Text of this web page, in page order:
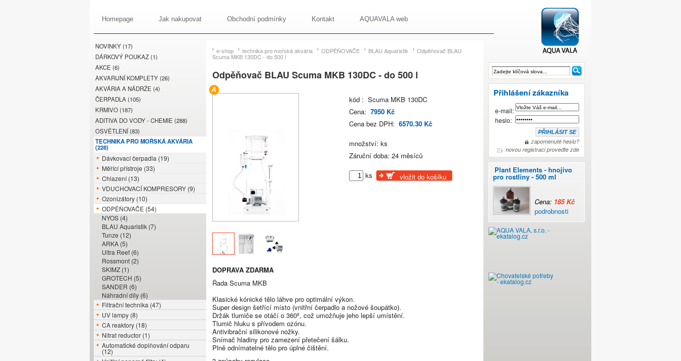
Odpěňovač BLAU
Homepage Jak nakupovat Obchodní podmínky Kontakt AQUAVALA web
NOVINKY (17)
DÁRKOVÝ POUKAZ (1)
AKCE (6)
AKVARIJNÍ KOMPLETY (26)
AKVÁRIA A NÁDRŽE (4)
ČERPADLA (105)
KRMIVO (187)
ADITIVA DO VODY - CHEMIE (288)
OSVĚTLENÍ (83)
TECHNIKA PRO MOŘSKÁ AKVÁRIA
(228)
Dávkovací čerpadla (19)
Měřící přístroje (33)
Chlazení (13)
VDUCHOVACÍ KOMPRESORY (9)
Ozonizátory (10)
ODPĚŇOVAČE (54)
NYOS (4)
BLAU Aquaristik (7)
Tunze (12)
ARKA (5)
Ultra Reef (6)
Rossmont (2)
SKIMZ (1)
GROTECH (5)
SANDER (6)
Náhradní díly (6)
Filtrační technika (47)
UV lampy (8)
CA reaktory (18)
Nitrat reductor (1)
Automatické doplňování odparu
(12)
e-shop technika pro mořská akvária ODPĚŇOVAČE BLAU Aquaristik Odpěňovač BLAU
Scuma MKB 130DC - do 500 l
Odpěňovač BLAU Scuma MKB 130DC - do 500 l
kód : Scuma MKB 130DC
Cena: 7950 Kč
Cena bez DPH: 6570.30 Kč
množství: ks
Záruční doba: 24 měsíců
ks vložit do košíku
DOPRAVA ZDARMA
Řada Scuma MKB
Klasické kónické tělo láhve pro optimální výkon.
Super design šetřící místo (vnitřní čerpadlo a nožové šoupátko).
Držák tlumiče se otáčí o 360º, což umožňuje jeho lepší umístění.
Tlumič hluku s přívodem ozónu.
Antivibrační silikonové nožky.
Snímač hladiny pro zamezení přetečení šálku.
Plně odnímatelné tělo pro úplné čištění.
e-mail:
heslo:
zapomenuté heslo?
novou registraci proveďte zde
Plant Elements - hnojivo
pro rostliny - 500 ml
Cena: 185 Kč
podrobnosti